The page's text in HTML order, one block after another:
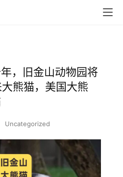
，旧金山动物园将
熊猫，美国大熊
Uncategorized